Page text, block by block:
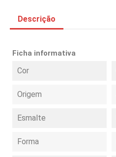
Descrição
Ficha informativa
Cor
Origem
Esmalte
Forma